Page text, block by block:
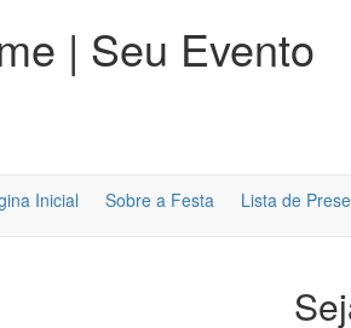
| Seu Evento
Inicial (current)
Sobre a Festa Lista de